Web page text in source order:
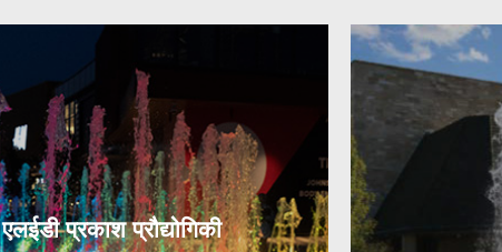
एलईडी प्रकाश प्रौद्योगिकी